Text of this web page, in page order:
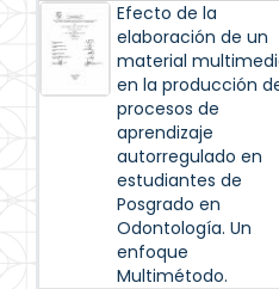
Efecto de la
elaboración de un
material
en la producción
procesos de
aprendizaje
autorregulado en
estudiantes de
Posgrado en
Odontología. Un
enfoque
Multimétodo.